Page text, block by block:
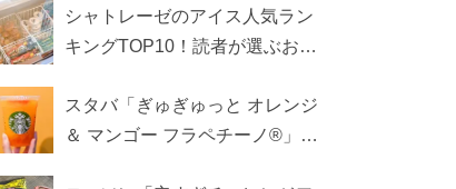
シャトレーゼのアイス人気ラン
キングTOP10！読者が選ぶおす
スタバ「ぎゅぎゅっと オレンジ
＆ マンゴー フラペチーノ®」の